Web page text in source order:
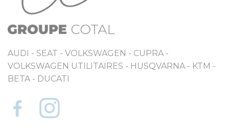
AUDI - SEAT - VOLKSWAGEN - CUPRA -
VOLKSWAGEN UTILITAIRES - HUSQVARNA - KTM -
BETA - DUCATI